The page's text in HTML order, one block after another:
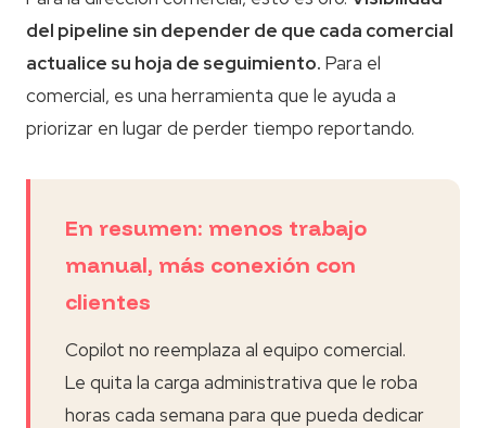
del pipeline sin depender de que cada comercial
actualice su hoja de seguimiento. Para el
comercial, es una herramienta que le ayuda a
priorizar en lugar de perder tiempo reportando.
En resumen: menos trabajo
manual, más conexión con
clientes
Copilot no reemplaza al equipo comercial.
Le quita la carga administrativa que le roba
horas cada semana para que pueda dedicar